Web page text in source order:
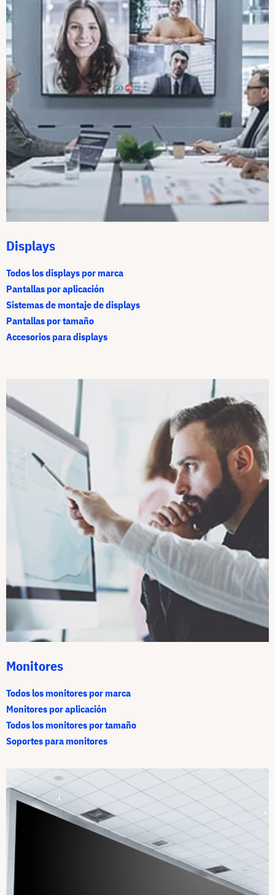
Displays
Todos los displays por marca
Pantallas por aplicación
Sistemas de montaje de displays
Pantallas por tamaño
Accesorios para displays
Monitores
Todos los monitores por marca
Monitores por aplicación
Todos los monitores por tamaño
Soportes para monitores